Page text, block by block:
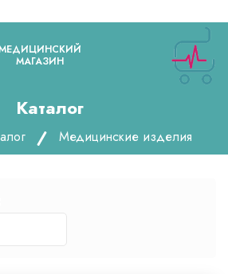
МАГАЗИН
Каталог
Медицинские изделия